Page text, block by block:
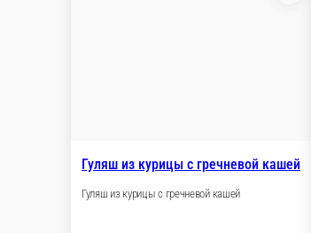
Гуляш из курицы с гречневой кашей
Гуляш из курицы с гречневой кашей